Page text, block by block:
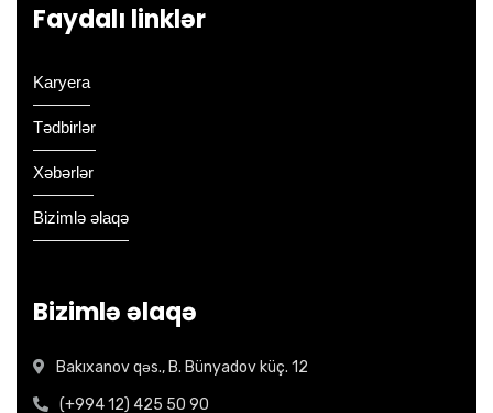
Faydalı linklər
Karyera
Tədbirlər
Xəbərlər
Bizimlə əlaqə
Bizimlə əlaqə
Bakıxanov qəs., B. Bünyadov küç. 12
(+994 12) 425 50 90